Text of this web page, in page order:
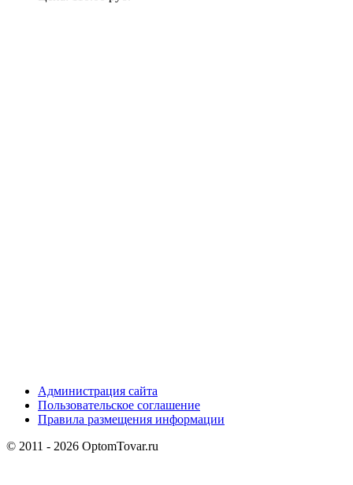
Администрация сайта
Пользовательское соглашение
Правила размещения информации
© 2011 - 2026 OptomTovar.ru